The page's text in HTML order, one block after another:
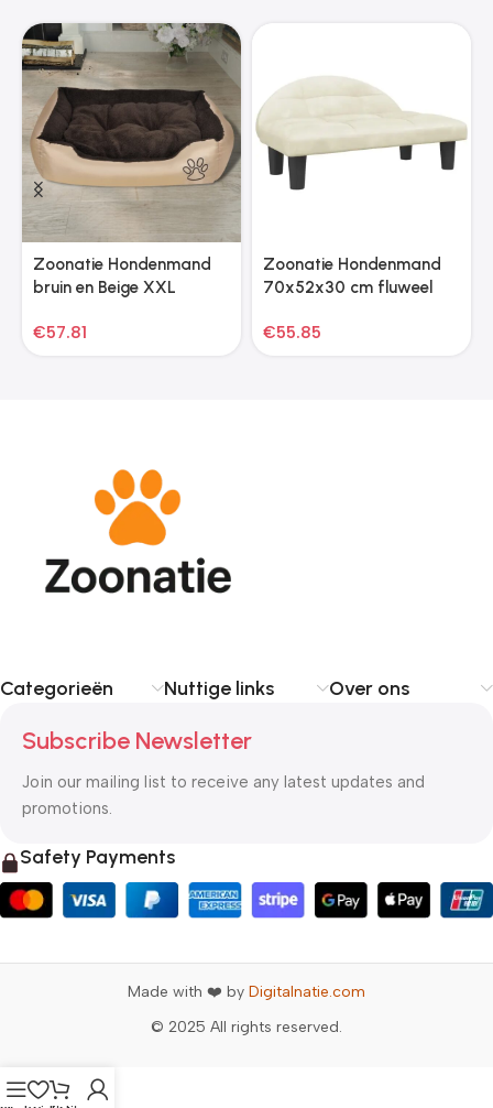
Zoonatie Hondenmand
bruin en Beige XXL
€57.81
Zoonatie Hondenmand
70x52x30 cm fluweel
€55.85
Categorieën Nuttige links Over ons
Subscribe Newsletter
Join our mailing list to receive any latest updates and
promotions.
Safety Payments
Made with ❤️ by Digitalnatie.com
© 2025 All rights reserved.